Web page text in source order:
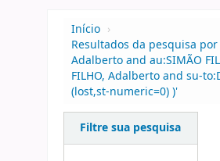
Início ›
Resultados da pesquisa
Adalberto and au:SIMÃO
FILHO, Adalberto and su-
(lost,st-numeric=0) )'
Filtre sua pesquisa